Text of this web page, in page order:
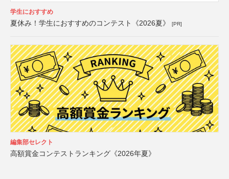
学生におすすめ
夏休み！学生におすすめのコンテスト《2026夏》 [PR]
編集部セレクト
高額賞金コンテストランキング《2026年夏》